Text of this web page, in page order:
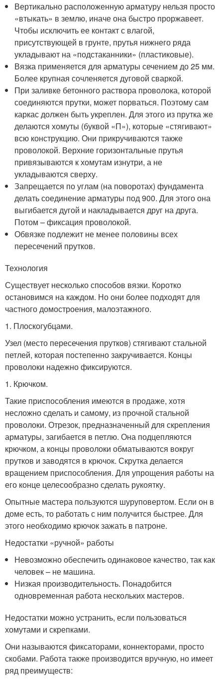
Вертикально расположенную арматуру нельзя просто
«втыкать» в землю, иначе она быстро проржавеет.
Чтобы исключить ее контакт с влагой,
присутствующей в грунте, прутья нижнего ряда
укладывают на «подстаканники» (пластиковые).
Вязка применяется для арматуры сечением до 25 мм.
Более крупная сочленяется дуговой сваркой.
При заливке бетонного раствора проволока, которой
соединяются прутки, может порваться. Поэтому сам
каркас должен быть укреплен. Для этого из прутка же
делаются хомуты (буквой «П»), которые «стягивают»
всю конструкцию. Они прикручиваются также
проволокой. Верхние горизонтальные прутья
привязываются к хомутам изнутри, а не
укладываются сверху.
Запрещается по углам (на поворотах) фундамента
делать соединение арматуры под 900. Для этого она
выгибается дугой и накладывается друг на друга.
Потом – фиксация проволокой.
Обвязке подлежит не менее половины всех
пересечений прутков.
Технология
Существует несколько способов вязки. Коротко
остановимся на каждом. Но они более подходят для
частного домостроения, малоэтажного.
1. Плоскогубцами.
Узел (место пересечения прутков) стягивают стальной
петлей, которая постепенно закручивается. Концы
проволоки надежно фиксируются.
1. Крючком.
Такие приспособления имеются в продаже, хотя
несложно сделать и самому, из прочной стальной
проволоки. Отрезок, предназначенный для скрепления
арматуры, загибается в петлю. Она подцепляются
крючком, а концы проволоки обматываются вокруг
прутков и заводятся в крючок. Скрутка делается
вращением приспособления. Для упрощения работы на
его конце целесообразно сделать рукоятку.
Опытные мастера пользуются шуруповертом. Если он в
доме есть, то работать с ним получится быстрее. Для
этого необходимо крючок зажать в патроне.
Недостатки «ручной» работы
Невозможно обеспечить одинаковое качество, так как
человек – не машина.
Низкая производительность. Понадобится
одновременная работа нескольких мастеров.
Недостатки можно устранить, если пользоваться
хомутами и скрепками.
Они называются фиксаторами, коннекторами, просто
скобами. Работа также производится вручную, но имеет
ряд преимуществ: